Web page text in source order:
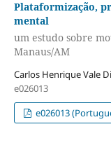
Plataformização,
mental
um estudo sobre
Manaus/AM
Carlos Henrique Vale
e026013
e026013